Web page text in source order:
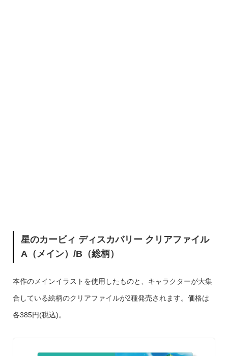
星のカービィ ディスカバリー クリアファイル
A（メイン）/B（総柄）
本作のメインイラストを使用したものと、キャラクターが大集
合している絵柄のクリアファイルが2種発売されます。価格は
各385円(税込)。